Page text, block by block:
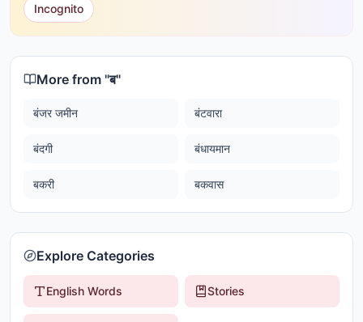
Incognito
More from "ब"
बंजर जमीन बंटवारा
बंदगी बंधायमान
बकरी बकवास
Explore Categories
English Words Stories